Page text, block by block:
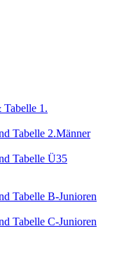
Tabelle 1.
Tabelle 2.Männer
Tabelle Ü35
Tabelle B-Junioren
Tabelle C-Junioren